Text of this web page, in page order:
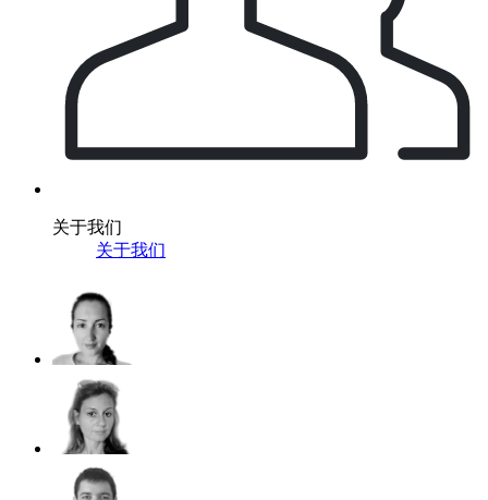
关于我们
关于我们